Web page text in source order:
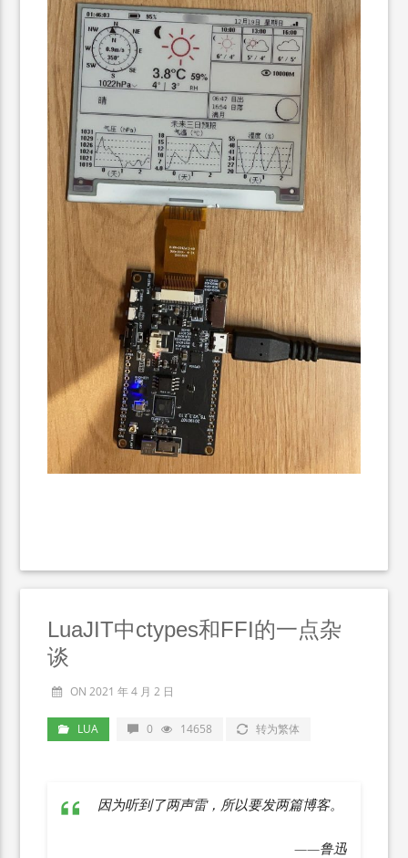
LuaJIT中ctypes和FFI的一点杂
谈
ON 2021 年 4 月 2 日
LUA 0 14658 转为繁体
因为听到了两声雷，所以要发两篇博客。
——鲁迅